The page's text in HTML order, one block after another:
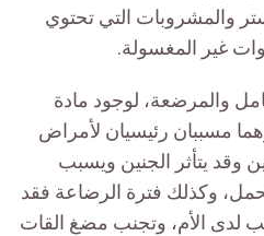
والمشروبات التي تحتوي
غير المغسولة.
والمرضعة، لوجود مادة
مسببان رئيسيان لأمراض
وقد يتأثر الجنين ويسبب
وكذلك فترة الرضاعة فقد
لدى الأم، وتجنب مضغ القات